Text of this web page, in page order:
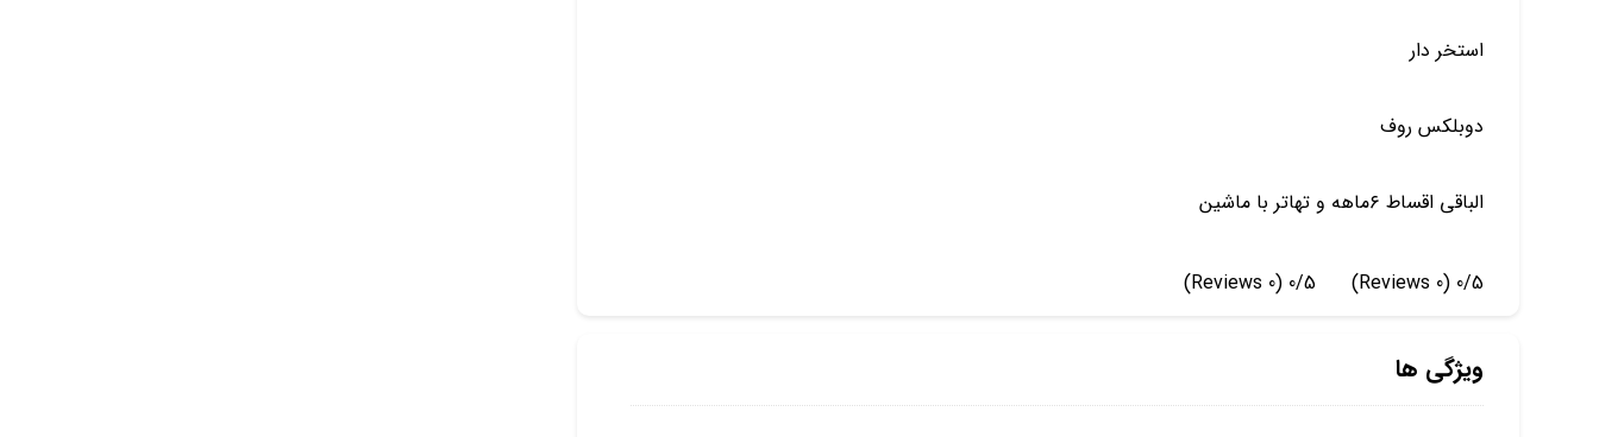
استخر دار
دوبلکس روف
الباقی اقساط ۶ماهه و تهاتر با ماشین
0/5
(0 Reviews)
0/5
(0 Reviews)
ویژگی ها